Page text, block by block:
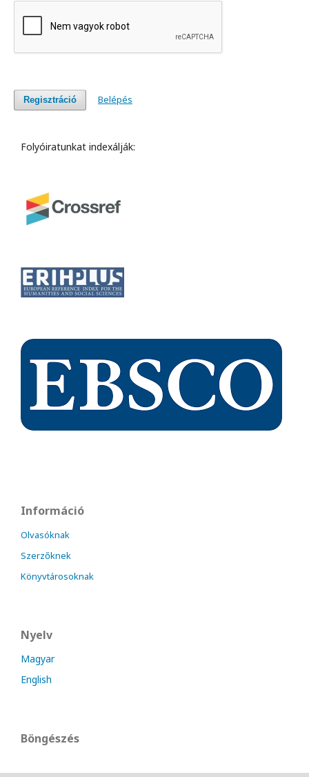
Regisztráció Belépés
Folyóiratunkat indexálják:
Információ
Olvasóknak
Szerzőknek
Könyvtárosoknak
Nyelv
Magyar
English
Böngészés